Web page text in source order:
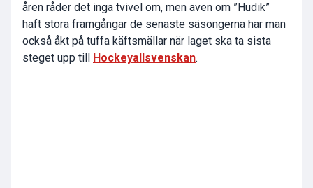
åren råder det inga tvivel om, men även om ”Hudik”
haft stora framgångar de senaste säsongerna har man
också åkt på tuffa käftsmällar när laget ska ta sista
steget upp till
Hockeyallsvenskan.